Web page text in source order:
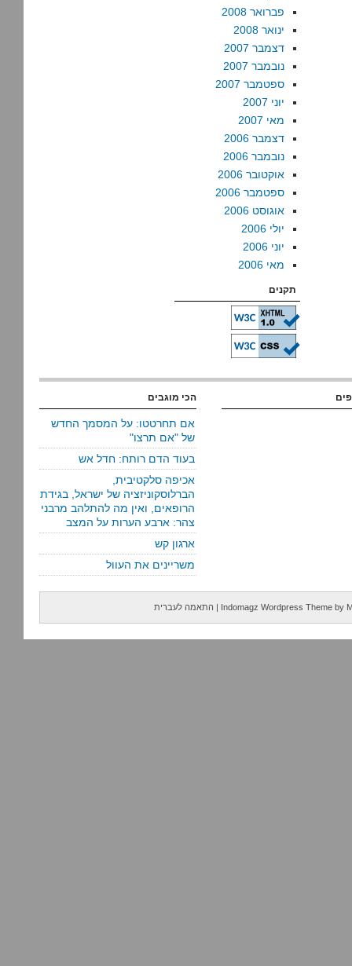
פברואר 2008
ינואר 2008
דצמבר 2007
נובמבר 2007
ספטמבר 2007
יוני 2007
מאי 2007
דצמבר 2006
נובמבר 2006
אוקטובר 2006
ספטמבר 2006
אוגוסט 2006
יולי 2006
יוני 2006
מאי 2006
תקנים
הכי מוגבים
אם תחרטטו: על המסמך החדש
של "אם תרצו"
בעוד הדם רותח: חדל אש
אכיפה סלקטיבית,
הברלוסקוניזציה של ישראל, בגידת
הרופאים, ואין מה להתלהב מרבני
צהר: ארבע הערות על המצב
ארגון קש
משריינים את העוול
Indomagz Wordpress Theme by
| התאמה לעברית